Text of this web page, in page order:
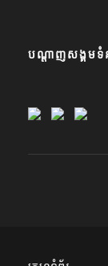
បណ្តាញសង្គមទំ